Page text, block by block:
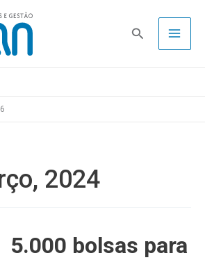
Pesquisa
6
2024
5.000 bolsas para